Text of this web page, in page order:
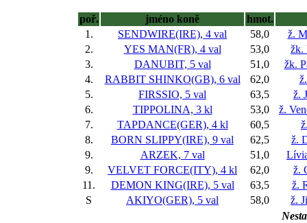
poř. jméno koně
hmot.
1.
SENDWIRE(IRE), 4 val 58,0
ž.
2.
YES MAN(FR), 4 val 53,0
žk.
3.
DANUBIT, 5 val 51,0
žk.
4.
RABBIT SHINKO(GB), 6 val 62,0
5.
FIRSSIO, 5 val 63,5
ž.
6.
TIPPOLINA, 3 kl 53,0
ž.
7.
TAPDANCE(GER), 4 kl 60,5
8.
BORN SLIPPY(IRE), 9 val 62,5
ž.
9.
ARZEK, 7 val 51,0
9.
VELVET FORCE(ITY), 4 kl 62,0
ž.
11.
DEMON KING(IRE), 5 val 63,5
ž.
S
AKIYO(GER), 5 val 58,0
ž.